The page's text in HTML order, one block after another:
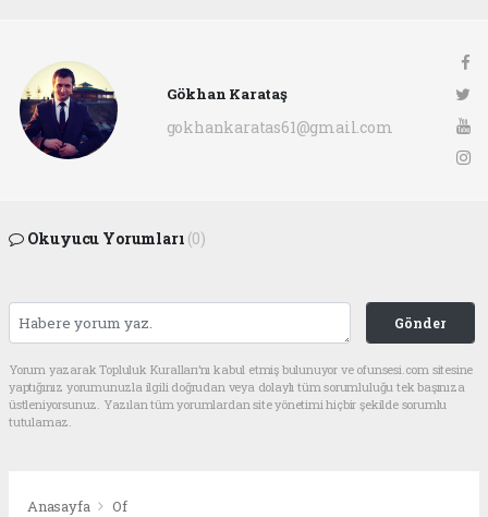
Gökhan Karataş
gokhankaratas61@gmail.com
Okuyucu Yorumları (0)
Gönder
Yorum yazarak Topluluk Kuralları’nı kabul etmiş bulunuyor ve ofunsesi.com sitesine
yaptığınız yorumunuzla ilgili doğrudan veya dolaylı tüm sorumluluğu tek başınıza
üstleniyorsunuz. Yazılan tüm yorumlardan site yönetimi hiçbir şekilde sorumlu
tutulamaz.
Anasayfa Of